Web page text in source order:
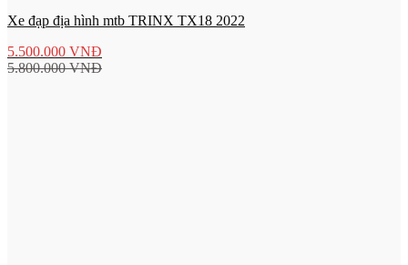
Xe đạp địa hình mtb TRINX TX18 2022
5.500.000 VNĐ
5.800.000VNĐ